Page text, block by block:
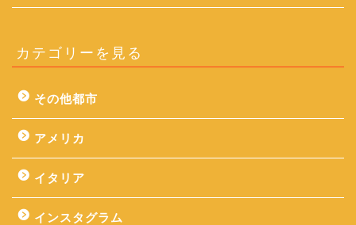
カテゴリーを見る
その他都市
アメリカ
イタリア
インスタグラム